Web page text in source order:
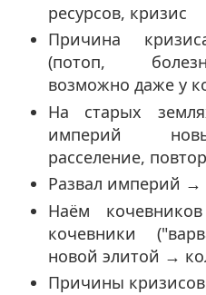
ресурсов, кризис
Причина
(потоп,
возможно даже у
На старых
империй
расселение,
Развал империй →
Наём
кочевники
новой элитой →
Причины